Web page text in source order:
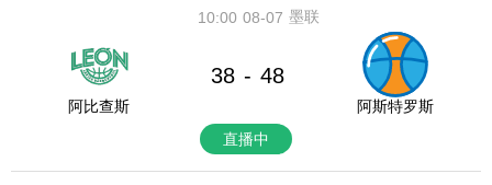
08-07
10:00 墨联
阿比查斯
38 - 48
阿斯特罗斯
直播中